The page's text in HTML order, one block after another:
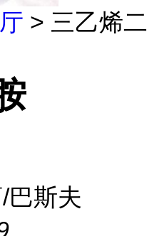
> 三乙烯二
巴斯夫